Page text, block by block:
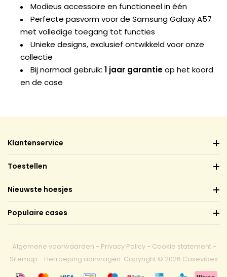
Modieus accessoire en functioneel in één
Perfecte pasvorm voor de Samsung Galaxy A57
met volledige toegang tot functies
Unieke designs, exclusief ontwikkeld voor onze
collectie
Bij normaal gebruik: 1 jaar garantieop het koord
en de case
Klantenservice
Toestellen
Nieuwste hoesjes
Populaire cases
Algemene voorwaarden - Privacy Policy - Cookie statement -
Sitemap - Herroeping aanvragen Copyright © 2026 Casevibes